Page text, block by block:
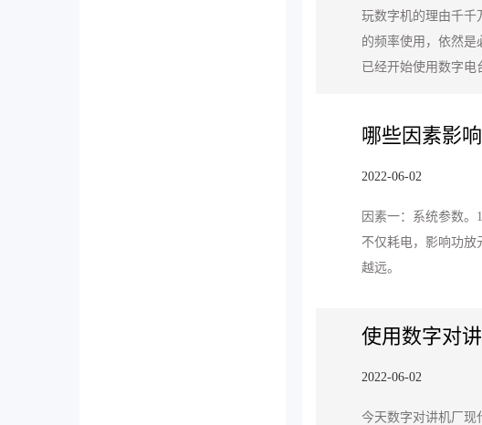
玩数字机的理由千千
的频率使用，依然是
已经开始使用数字电
哪些因素影
2022-06-02
因素一：系统参数。
不仅耗电，影响功放
越远。
使用数字对
2022-06-02
今天数字对讲机厂现